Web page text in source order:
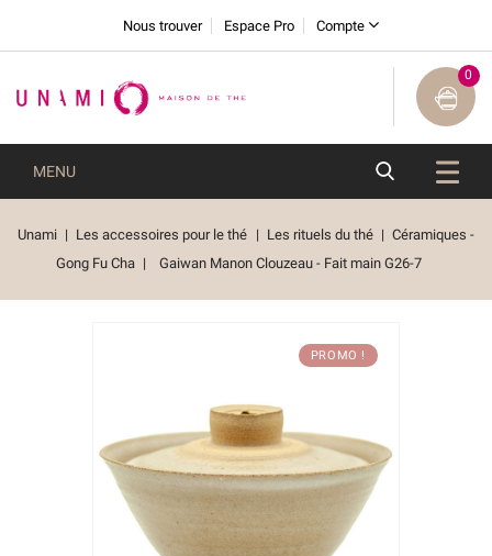
Nous trouver Espace Pro Compte
0
MENU
Unami Les accessoires pour le thé Les rituels du thé
Céramiques -
Gong Fu Cha
Gaiwan Manon Clouzeau - Fait main G26-7
PROMO !